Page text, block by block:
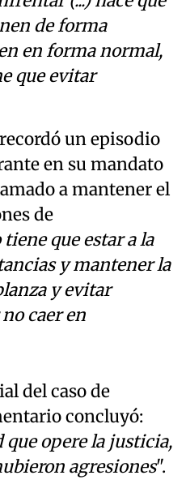
de forma
en forma normal,
que evitar
un episodio
en su mandato
a mantener el
de
tiene que estar a la
y mantener la
y evitar
caer en
del caso de
concluyó:
que opere la justicia,
agresiones".